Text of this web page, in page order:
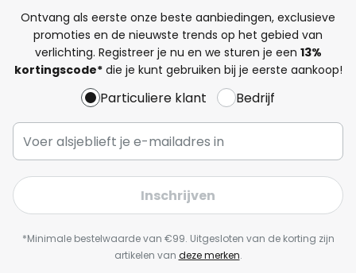
Ontvang als eerste onze beste aanbiedingen, exclusieve
promoties en de nieuwste trends op het gebied van
verlichting. Registreer je nu en we sturen je een 13%
kortingscode*die je kunt gebruiken bij je eerste aankoop!
Particuliere klant Bedrijf
Inschrijven
*Minimale bestelwaarde van €99. Uitgesloten van de korting zijn
artikelen van deze merken.